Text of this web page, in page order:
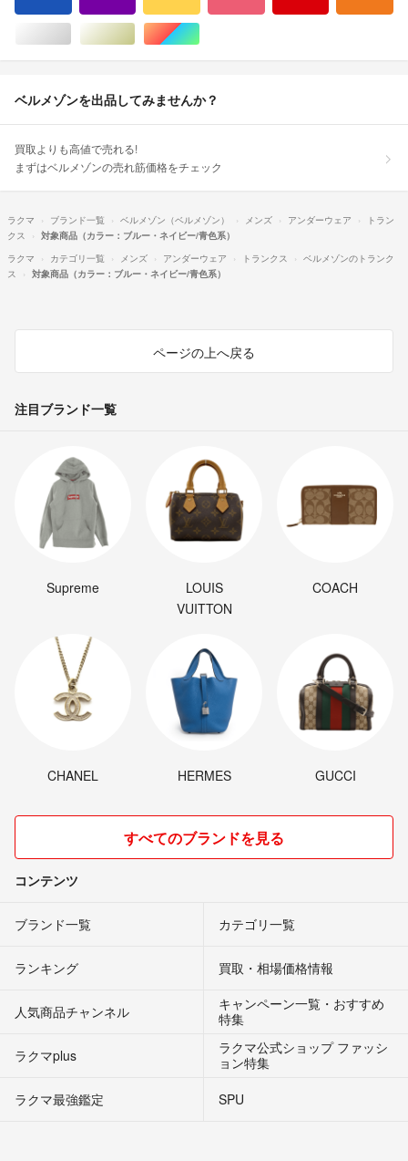
シルバー/銀色系ゴールド/金色系マルチカラー
ベルメゾンを出品してみませんか？
買取よりも高値で売れる!
まずはベルメゾンの売れ筋価格をチェック
ラクマ ブランド一覧 ベルメゾン（ベルメゾン） メンズ アンダーウェア
トラン
クス
対象商品（カラー：ブルー・ネイビー/青色系）
ラクマ
カテゴリ一覧 メンズ アンダーウェア トランクス
ベルメゾンのトランク
ス
対象商品（カラー：ブルー・ネイビー/青色系）
ページの上へ戻る
注目ブランド一覧
Supreme
LOUIS
VUITTON
COACH
CHANEL HERMES GUCCI
すべてのブランドを見る
コンテンツ
ブランド一覧 カテゴリ一覧
ランキング 買取・相場価格情報
人気商品チャンネル
キャンペーン一覧・おすすめ
特集
ラクマplus
ラクマ公式ショップ ファッシ
ョン特集
ラクマ最強鑑定
SPU